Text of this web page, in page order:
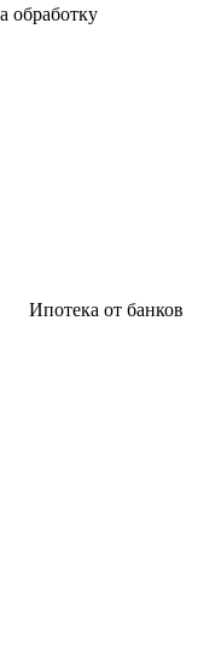
обработку
Ипотека от банков